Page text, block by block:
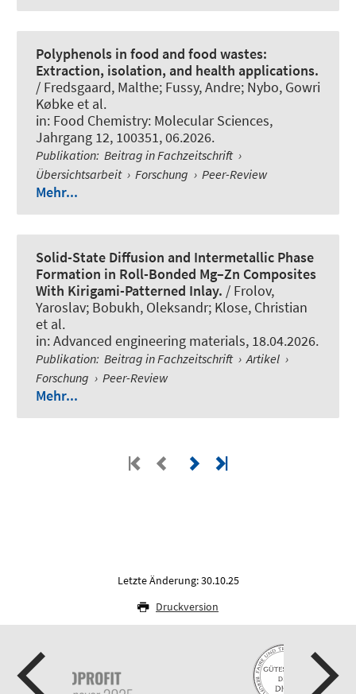
Polyphenols in food and food wastes:
Extraction, isolation, and health applications.
/ Fredsgaard, Malthe; Fussy, Andre; Nybo, Gowri
Købke et al.
in: Food Chemistry: Molecular Sciences,
Jahrgang 12, 100351, 06.2026.
Publikation: Beitrag in Fachzeitschrift ›
Übersichtsarbeit › Forschung › Peer-Review
Mehr...
Solid-State Diffusion and Intermetallic Phase
Formation in Roll-Bonded Mg–Zn Composites
With Kirigami-Patterned Inlay. / Frolov,
Yaroslav; Bobukh, Oleksandr; Klose, Christian
et al.
in:Advanced engineering materials, 18.04.2026.
Publikation: Beitrag in Fachzeitschrift › Artikel ›
Forschung › Peer-Review
Mehr...
Letzte Änderung: 30.10.25
Druckversion